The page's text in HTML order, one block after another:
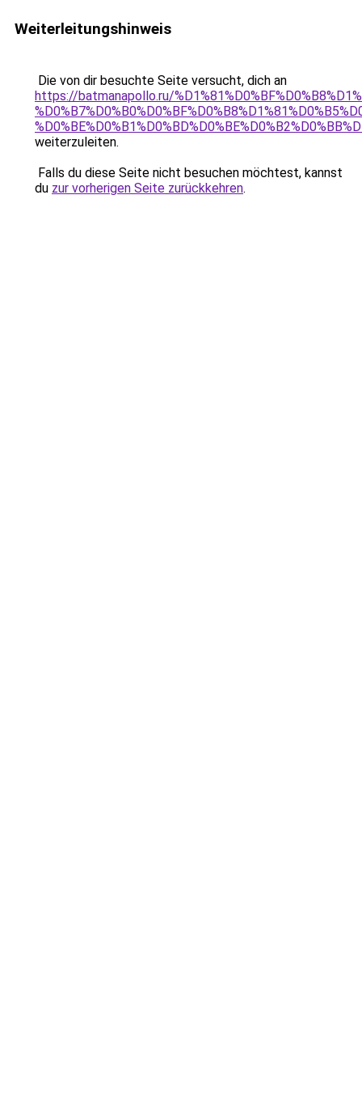
Weiterleitungshinweis
Die von dir besuchte Seite versucht, dich an
https://batmanapollo.ru/
weiterzuleiten.
Falls du diese Seite nicht besuchen möchtest, kannst
du zur vorherigen Seite zurückkehren.